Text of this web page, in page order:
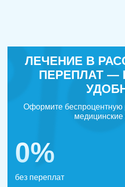
ЛЕЧЕНИЕ В
ПЕРЕПЛАТ —
Оформите беспроцентную
медицинские
0%
без переплат